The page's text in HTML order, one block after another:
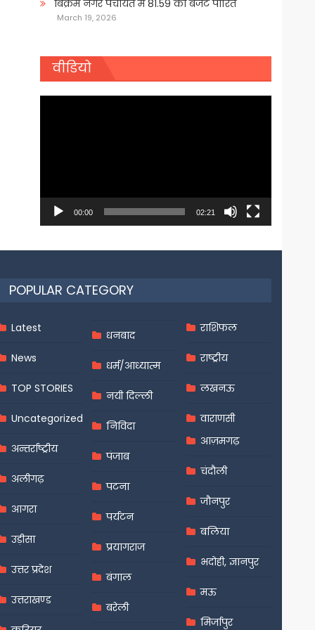
बिक्रम नगर पंचायत में 81.59 का बजट पारित
March 19, 2026
वीडियो
00:00 02:21
POPULAR CATEGORY
Latest
News
TOP STORIES
Uncategorized
अन्तर्राष्ट्रीय
अलीगढ़
आगरा
उड़ीसा
उत्तर प्रदेश
उत्तराखण्ड
धनबाद
धर्म/आध्यात्म
नयी दिल्ली
निविदा
पंजाब
पटना
पर्यटन
प्रयागराज
बंगाल
बरेली
राशिफल
राष्ट्रीय
लखनऊ
वाराणसी
आज़मगढ़
चंदौली
जौनपुर
बलिया
भदोही, ज्ञानपुर
मऊ
मिर्जापुर